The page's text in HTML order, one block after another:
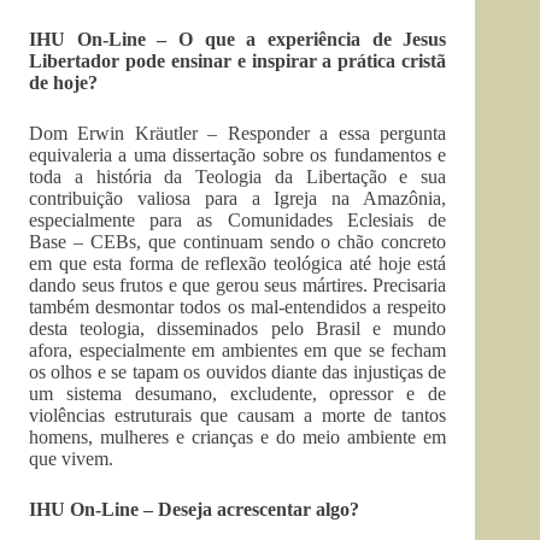
IHU On-Line – O que a experiência de Jesus
Libertador pode ensinar e inspirar a prática cristã
de hoje?
Dom Erwin Kräutler – Responder a essa pergunta
equivaleria a uma dissertação sobre os fundamentos e
toda a história da Teologia da Libertação e sua
contribuição valiosa para a Igreja na Amazônia,
especialmente para as Comunidades Eclesiais de
Base – CEBs, que continuam sendo o chão concreto
em que esta forma de reflexão teológica até hoje está
dando seus frutos e que gerou seus mártires. Precisaria
também desmontar todos os mal-entendidos a respeito
desta teologia, disseminados pelo Brasil e mundo
afora, especialmente em ambientes em que se fecham
os olhos e se tapam os ouvidos diante das injustiças de
um sistema desumano, excludente, opressor e de
violências estruturais que causam a morte de tantos
homens, mulheres e crianças e do meio ambiente em
que vivem.
IHU On-Line – Deseja acrescentar algo?